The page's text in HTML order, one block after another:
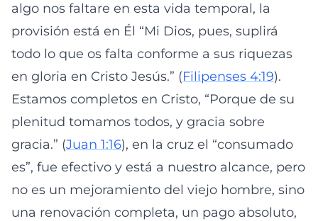
algo nos faltare en esta vida temporal, la
provisión está en Él “Mi Dios, pues, suplirá
todo lo que os falta conforme a sus riquezas
en gloria en Cristo Jesús.” (Filipenses 4:19).
Estamos completos en Cristo, “Porque de su
plenitud tomamos todos, y gracia sobre
gracia.” (Juan 1:16), en la cruz el “consumado
es”, fue efectivo y está a nuestro alcance, pero
no es un mejoramiento del viejo hombre, sino
una renovación completa, un pago absoluto,